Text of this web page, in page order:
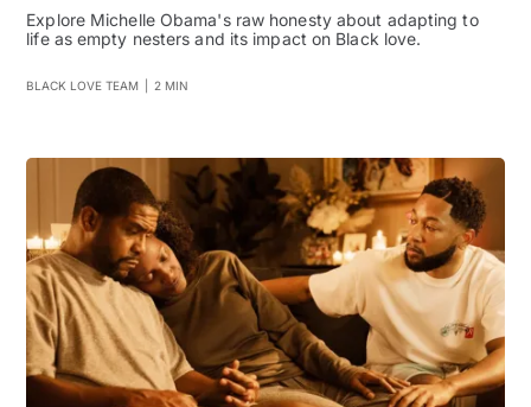
Explore Michelle Obama's raw honesty about adapting to
life as empty nesters and its impact on Black love.
BLACK LOVE TEAM 2 MIN